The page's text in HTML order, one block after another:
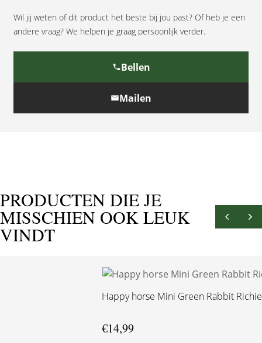
Wil jij weten of dit product het beste bij jou past? Of heb je een
andere vraag? We helpen je graag persoonlijk verder.
Bellen
Mailen
PRODUCTEN DIE JE
MISSCHIEN OOK LEUK
VINDT
Happy horse Mini Green Rabbit
€14,99